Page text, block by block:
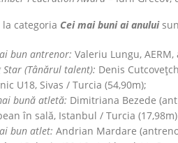
categoria Cei mai buni ai anului
bun antrenor: Valeriu Lungu,
Star (Tânărul talent): Denis
U18, Sivas / Turcia (54,90m);
bună atletă: Dimitriana Bezede
în sală, Istanbul / Turcia
bun atlet: Andrian Mardare